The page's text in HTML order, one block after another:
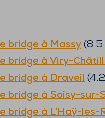
bridge à Massy (8.5
bridge à Viry-
bridge à Draveil (4.2
bridge à Soisy-sur-
bridge à L'Haÿ-les-